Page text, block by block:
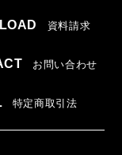
資料請求
お問い合わせ
特定商取引法